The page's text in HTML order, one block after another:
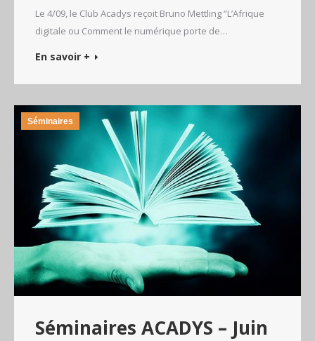
Le 4/09, le Club Acadys reçoit Bruno Mettling “L’Afrique
digitale ou Comment le numérique porte de…
En savoir +
Séminaires
Séminaires ACADYS – Juin